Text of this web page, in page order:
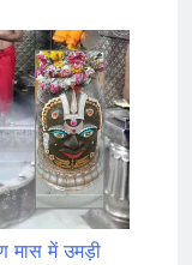
मास में उमड़ी